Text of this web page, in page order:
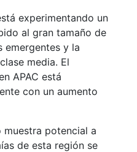
experimentando un
al gran tamaño de
emergentes y la
media. El
APAC está
con un aumento
muestra potencial a
de esta región se